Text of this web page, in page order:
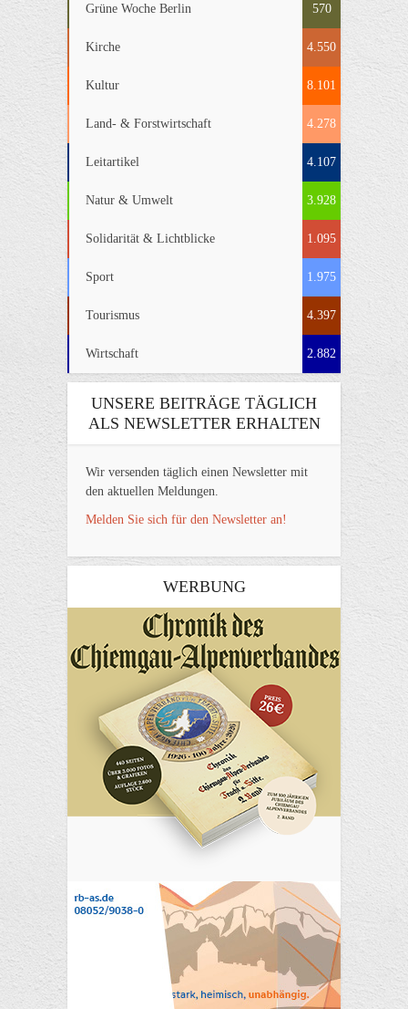
Grüne Woche Berlin 570
Kirche 4.550
Kultur 8.101
Land- & Forstwirtschaft 4.278
Leitartikel 4.107
Natur & Umwelt 3.928
Solidarität & Lichtblicke 1.095
Sport 1.975
Tourismus 4.397
Wirtschaft 2.882
UNSERE BEITRÄGE TÄGLICH
ALS NEWSLETTER ERHALTEN
Wir versenden täglich einen Newsletter mit
den aktuellen Meldungen.
Melden Sie sich für den Newsletter an!
WERBUNG